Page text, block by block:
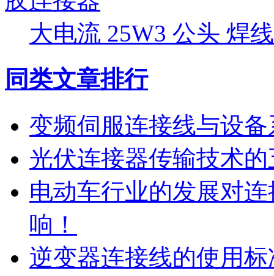
大电流 25W3 公头 焊
同类文章排行
变频伺服连接线与设
光伏连接器传输技术
电动车行业的发展对
响！
逆变器连接线的使用